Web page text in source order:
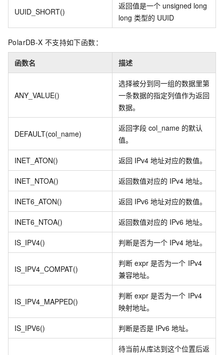
UUID_SHORT()
返回值是一个 unsigned long
long 类型的 UUID
PolarDB-X 不支持如下函数：
函数名​ 描述​
ANY_VALUE()
选择被分到同一组的数据里第
一条数据的指定列值作为返回
数据。
DEFAULT(col_name)
返回字段 col_name 的默认
值。
INET_ATON() 返回 IPv4 地址对应的数值。
INET_NTOA() 返回数值对应的 IPv4 地址。
INET6_ATON() 返回 IPv6 地址对应的数值。
INET6_NTOA() 返回数值对应的 IPv6 地址。
IS_IPV4() 判断是否为一个 IPv4 地址。
IS_IPV4_COMPAT()
判断 expr 是否为一个 IPv4
兼容地址。
IS_IPV4_MAPPED()
判断 expr 是否为一个 IPv4
映射地址。
IS_IPV6() 判断是否是 IPv6 地址。
待当前从库达到这个位置后返